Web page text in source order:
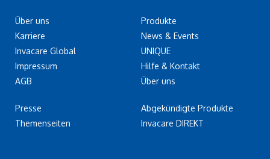
Über uns
Karriere
Invacare Global
Impressum
AGB
Presse
Themenseiten
Produkte
News & Events
UNIQUE
Hilfe & Kontakt
Über uns
Abgekündigte Produkte
Invacare DIREKT